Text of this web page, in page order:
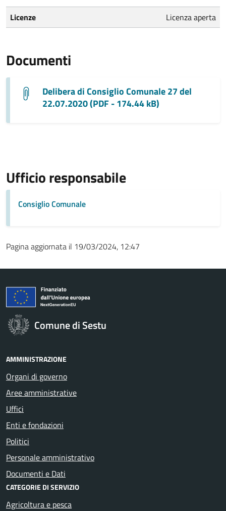
Licenze Licenza aperta
Documenti
Delibera di Consiglio Comunale 27 del
22.07.2020 (PDF - 174.44 kB)
Ufficio responsabile
Consiglio Comunale
Pagina aggiornata il 19/03/2024, 12:47
Comune di Sestu
AMMINISTRAZIONE
Organi di governo
Aree amministrative
Uffici
Enti e fondazioni
Politici
Personale amministrativo
Documenti e Dati
CATEGORIE DI SERVIZIO
Agricoltura e pesca